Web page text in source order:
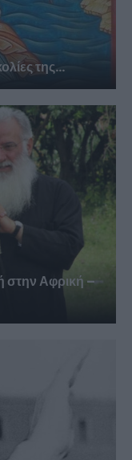
της...
στην Αφρική –